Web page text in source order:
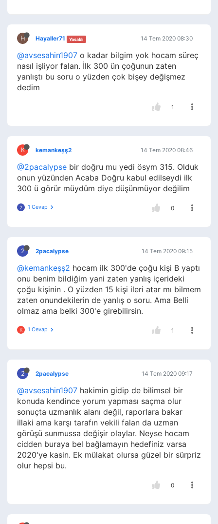
H Hayaller71 Yasaklı 14 Tem 2020 08:30
@avsesahin1907 o kadar bilgim yok hocam süreç
nasıl işliyor falan. İlk 300 ün çoğunun zaten
yanlıştı bu soru o yüzden çok bişey değişmez
dedim
1
K kemankeşş2 14 Tem 2020 08:46
@2pacalypse bir doğru mu yedi ösym 315. Olduk
onun yüzünden Acaba Doğru kabul edilseydi ilk
300 ü görür müydüm diye düşünmüyor değilim
2 1 Cevap 0
2 2pacalypse 14 Tem 2020 09:15
@kemankeşş2 hocam ilk 300'de çoğu kişi B yaptı
onu benim bildiğim yani zaten yanlış içerideki
çoğu kişinin . O yüzden 15 kişi ileri atar mı bilmem
zaten onundekilerin de yanlış o soru. Ama Belli
olmaz ama belki 300'e girebilirsin.
K 1 Cevap 1
2 2pacalypse 14 Tem 2020 09:17
@avsesahin1907 hakimin gidip de bilimsel bir
konuda kendince yorum yapması saçma olur
sonuçta uzmanlık alanı değil, raporlara bakar
illaki ama karşı tarafın vekili falan da uzman
görüşü sunmussa değişir olaylar. Neyse hocam
cidden buraya bel bağlamayın hedefiniz varsa
2020'ye kasin. Ek mülakat olursa güzel bir sürpriz
olur hepsi bu.
0